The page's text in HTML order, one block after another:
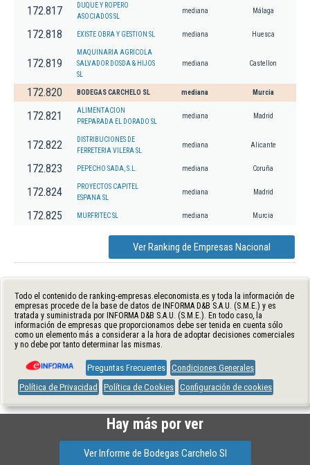
172.817
DUQUE Y ROPERO
ASOCIADOS SL
mediana Málaga
172.818 EXISTE OBRA Y GESTION SL mediana Huesca
172.819
MAQUINARIA AGRICOLA
SALVADOR DOSDA & HIJOS
SL
mediana Castellon
172.820 BODEGAS CARCHELO SL mediana Murcia
172.821
ALIMENTACION
PREPARADA EL DORADO SL
mediana Madrid
172.822
DISTRIBUCIONES DE
FERRETERIA VILERA SL
mediana Alicante
172.823 PEPECHO SADA, S.L. mediana Coruña
172.824
PROYECTOS CAPITEL
ESPANA SL
mediana Madrid
172.825 MURFRITEC SL mediana Murcia
Ver Ranking de Empresas Nacional
Todo el contenido de ranking-empresas.eleconomista.es y toda la información de
empresas procede de la base de datos de INFORMA D&B S.A.U. (S.M.E.) y es
tratada y suministrada por INFORMA D&B S.A.U. (S.M.E.). En todo caso, la
información de empresas que proporcionamos debe ser tenida en cuenta sólo
como un elemento más a considerar a la hora de adoptar decisiones comerciales
y no debe por tanto determinar las mismas.
Preguntas Frecuentes Condiciones Generales
Política de Privacidad
Política de Cookies Configuración de cookies
Hay más por ver
Ver Informe de Bodegas Carchelo Sl